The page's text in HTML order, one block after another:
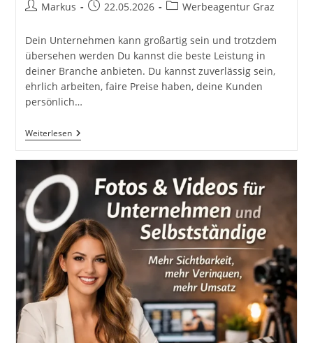
Beitrags-
Markus
Beitrag22.05.2026
Beitrags-
Werbeagentur Graz
Dein Unternehmen kann großartig sein und trotzdem
übersehen werden Du kannst die beste Leistung in
deiner Branche anbieten. Du kannst zuverlässig sein,
ehrlich arbeiten, faire Preise haben, deine Kunden
persönlich…
WeiterlesenWarum
Dein
Sein
Muss,
Bevor
Kunden
Dir
Vertrauen